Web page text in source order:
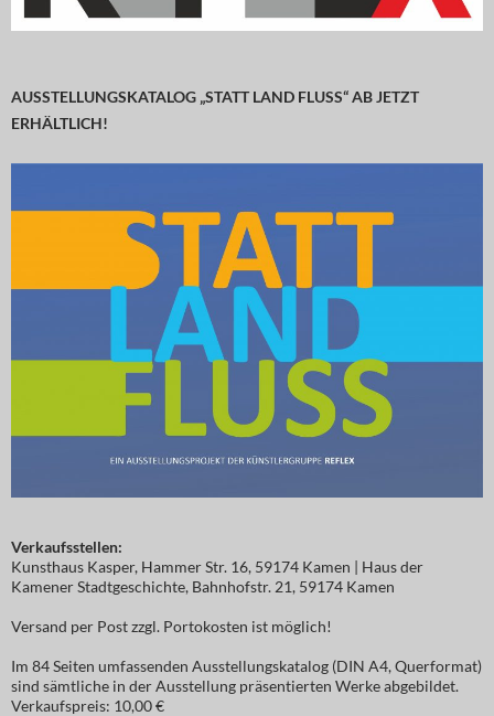
AUSSTELLUNGSKATALOG „STATT LAND FLUSS“ AB JETZT
ERHÄLTLICH!
Verkaufsstellen:
Kunsthaus Kasper, Hammer Str. 16, 59174 Kamen | Haus der
Kamener Stadtgeschichte, Bahnhofstr. 21, 59174 Kamen
Versand per Post zzgl. Portokosten ist möglich!
Im 84 Seiten umfassenden Ausstellungskatalog (DIN A4, Querformat)
sind sämtliche in der Ausstellung präsentierten Werke abgebildet.
Verkaufspreis: 10,00 €